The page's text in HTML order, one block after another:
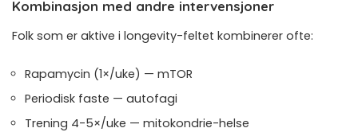
Kombinasjon med andre intervensjoner
Folk som er aktive i longevity-feltet kombinerer ofte:
Rapamycin (1×/uke) — mTOR
Periodisk faste — autofagi
Trening 4-5×/uke — mitokondrie-helse